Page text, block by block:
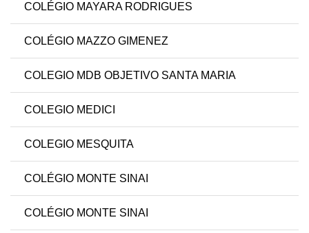
COLÉGIO MAYARA RODRIGUES
COLÉGIO MAZZO GIMENEZ
COLEGIO MDB OBJETIVO SANTA MARIA
COLEGIO MEDICI
COLEGIO MESQUITA
COLÉGIO MONTE SINAI
COLÉGIO MONTE SINAI